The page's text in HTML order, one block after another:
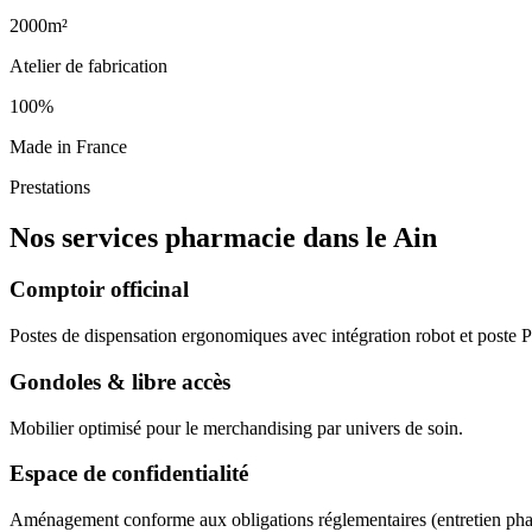
2000m²
Atelier de fabrication
100%
Made in France
Prestations
Nos services pharmacie dans le Ain
Comptoir officinal
Postes de dispensation ergonomiques avec intégration robot et poste
Gondoles & libre accès
Mobilier optimisé pour le merchandising par univers de soin.
Espace de confidentialité
Aménagement conforme aux obligations réglementaires (entretien